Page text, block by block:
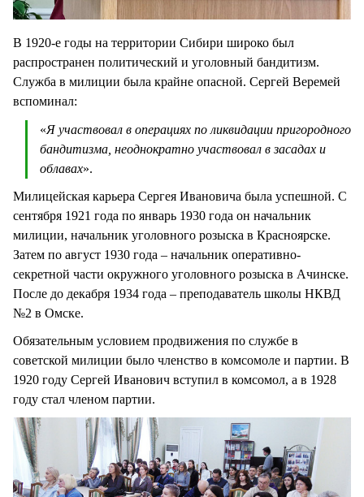
В 1920-е годы на территории Сибири широко был
распространен политический и уголовный бандитизм.
Служба в милиции была крайне опасной. Сергей Веремей
вспоминал:
«Я участвовал в операциях по ликвидации пригородного
бандитизма, неоднократно участвовал в засадах и
облавах».
Милицейская карьера Сергея Ивановича была успешной. С
сентября 1921 года по январь 1930 года он начальник
милиции, начальник уголовного розыска в Красноярске.
Затем по август 1930 года – начальник оперативно-
секретной части окружного уголовного розыска в Ачинске.
После до декабря 1934 года – преподаватель школы НКВД
№2 в Омске.
Обязательным условием продвижения по службе в
советской милиции было членство в комсомоле и партии. В
1920 году Сергей Иванович вступил в комсомол, а в 1928
году стал членом партии.